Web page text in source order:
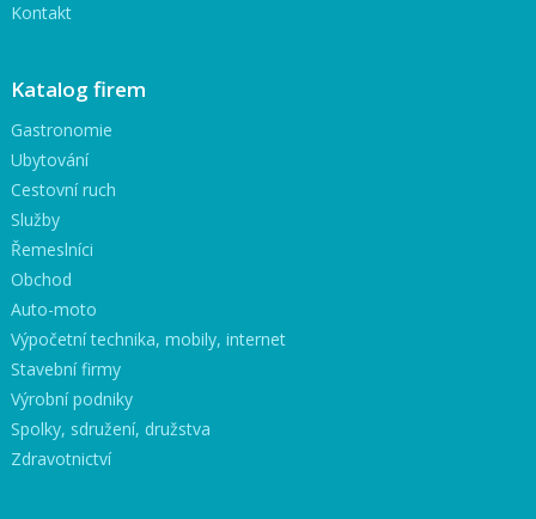
Kontakt
Katalog firem
Gastronomie
Ubytování
Cestovní ruch
Služby
Řemeslníci
Obchod
Auto-moto
Výpočetní technika, mobily, internet
Stavební firmy
Výrobní podniky
Spolky, sdružení, družstva
Zdravotnictví